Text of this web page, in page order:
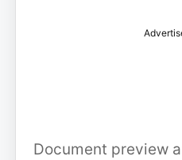
Document preview